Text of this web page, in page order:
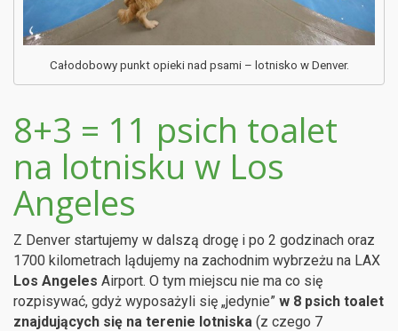
Całodobowy punkt opieki nad psami – lotnisko w Denver.
8+3 = 11 psich toalet
na lotnisku w Los
Angeles
Z Denver startujemy w dalszą drogę i po 2 godzinach oraz
1700 kilometrach lądujemy na zachodnim wybrzeżu na LAX
Los Angeles Airport. O tym miejscu nie ma co się
rozpisywać, gdyż wyposażyli się „jedynie” w 8 psich toalet
znajdujących się na terenie lotniska (z czego 7